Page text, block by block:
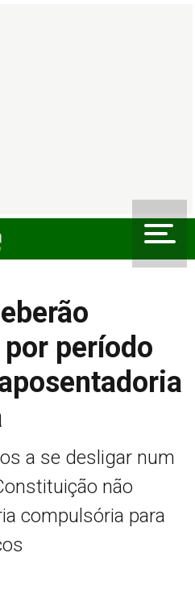
período
a se desligar num
não
compulsória para